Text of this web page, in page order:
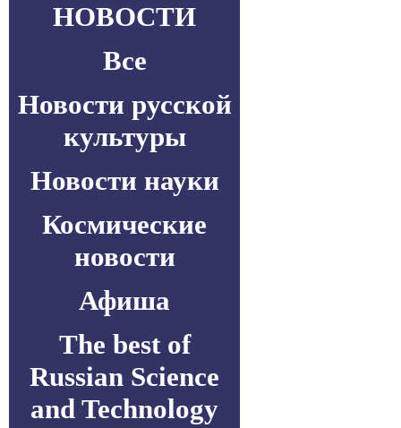
НОВОСТИ
Все
Новости русской
культуры
Новости науки
Космические
новости
Афиша
The best of
Russian Science
and Technology